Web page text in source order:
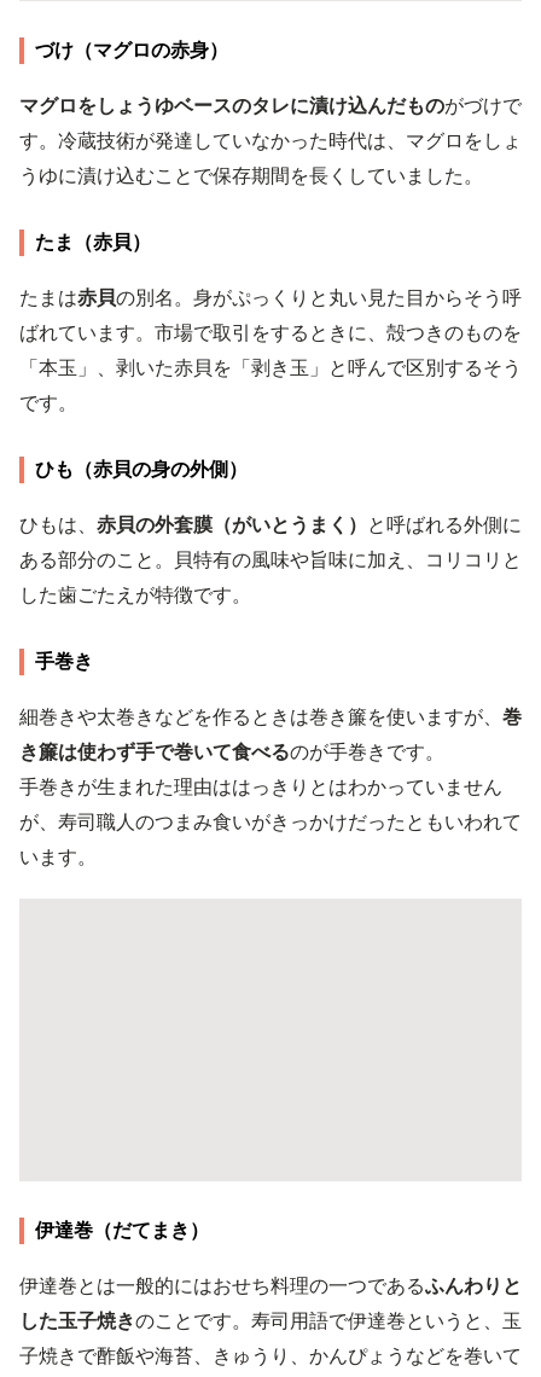
づけ（マグロの赤身）
マグロをしょうゆベースのタレに漬け込んだものがづけで
す。冷蔵技術が発達していなかった時代は、マグロをしょ
うゆに漬け込むことで保存期間を長くしていました。
たま（赤貝）
たまは赤貝の別名。身がぷっくりと丸い見た目からそう呼
ばれています。市場で取引をするときに、殻つきのものを
「本玉」、剥いた赤貝を「剥き玉」と呼んで区別するそう
です。
ひも（赤貝の身の外側）
ひもは、 赤貝の外套膜（がいとうまく） と呼ばれる外側に
ある部分のこと。貝特有の風味や旨味に加え、コリコリと
した歯ごたえが特徴です。
手巻き
細巻きや太巻きなどを作るときは巻き簾を使いますが、 巻
き簾は使わず手で巻いて食べるのが手巻きです。
手巻きが生まれた理由ははっきりとはわかっていません
が、寿司職人のつまみ食いがきっかけだったともいわれて
います。
伊達巻（だてまき）
伊達巻とは一般的にはおせち料理の一つであるふんわりと
した玉子焼きのことです。寿司用語で伊達巻というと、玉
子焼きで酢飯や海苔、きゅうり、かんぴょうなどを巻いて